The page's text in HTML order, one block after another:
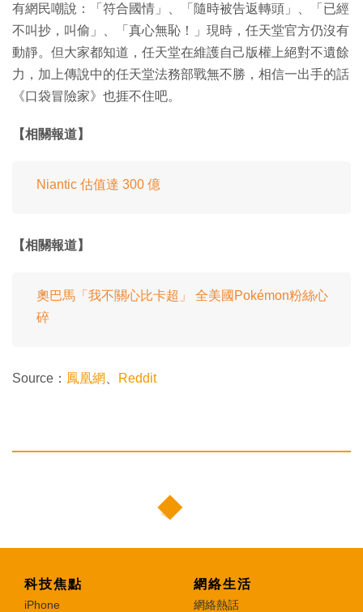
有網民嘲說：「符合國情」、「隨時被告返轉頭」、「已經
不叫抄，叫偷」、「真心無恥！」現時，任天堂官方仍沒有
動靜。但大家都知道，任天堂在維護自己版權上絕對不遺餘
力，加上傳說中的任天堂法務部戰無不勝，相信一出手的話
《口袋冒險家》也捱不住吧。
【相關報道】
Niantic 估值達 300 億
【相關報道】
奧巴馬「我不關心比卡超」 全美國Pokémon粉絲心
碎
Source： 鳳凰網 Reddit
科技焦點
iPhone
網絡生活
網絡熱話